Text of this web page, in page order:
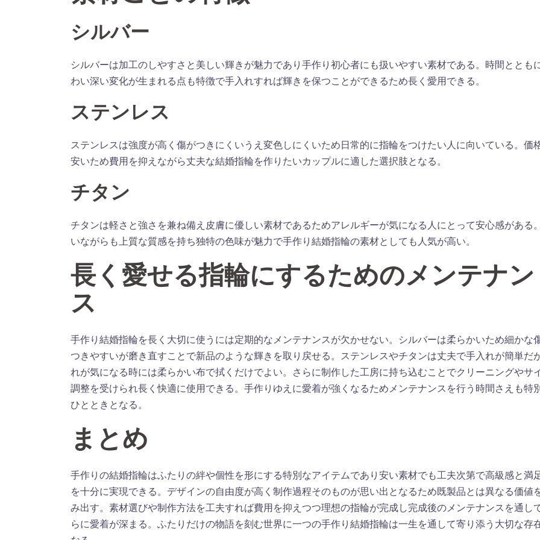
シルバー
シルバーは加工のしやすさと美しい輝きが魅力であり手作り初心者にも扱いやすい素材である。時間ととも
わい深い変化が生まれる点も特徴で手入れすれば輝きを保つことができるため長く愛用できる。
ステンレス
ステンレスは強度が高く傷がつきにくいうえ変色しにくいため日常的に指輪をつけたい人に向いている。価
安いため費用を抑えながら丈夫な結婚指輪を作りたいカップルに適した選択肢となる。
チタン
チタンは軽さと強さを兼ね備え皮膚に優しい素材であるためアレルギーが気になる人にとって安心感がある
いながらも上質な質感を持ち独特の色味が魅力で手作り結婚指輪の素材としても人気が高い。
長く愛せる指輪にするためのメンテナン
ス
手作り結婚指輪を長く大切に使うには定期的なメンテナンスが欠かせない。シルバーは柔らかいため細かな
つきやすいが磨き直すことで新品のような輝きを取り戻せる。ステンレスやチタンは丈夫で手入れが簡単だ
れが気になる時には柔らかい布で拭くだけでよい。さらに制作した工房に持ち込むことでクリーニングやサ
調整を受けられ長く快適に使用できる。手作りゆえに愛着が強くなるためメンテナンスを行う時間さえも特
ひとときとなる。
まとめ
手作りの結婚指輪はふたりの絆や個性を形にする特別なアイテムであり安い素材でも工夫次第で高級感と満
を十分に実現できる。デザインの自由度が高く制作過程そのものが思い出となるため既製品とは異なる価値
み出す。素材選びや制作方法を工夫すれば費用を抑えつつ理想の指輪が完成し完成後のメンテナンスを通し
らに愛着が深まる。ふたりだけの物語を刻む世界に一つの手作り結婚指輪は一生を通して寄り添う大切な存